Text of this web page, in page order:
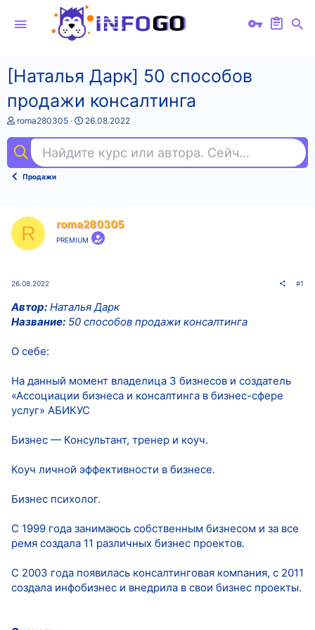
[Наталья Дарк] 50 способов
продажи консалтинга
А
т
о
т
roma280305
Д
а
н
а
26.08.2022
Найдите курс или автора. Сейчас ищут
Продажи
R roma280305
PREMIUM
26.08.2022 #1
Автор: Наталья Дарк
Название: 50 способов продажи консалтинга
О себе:
На данный момент владелица 3 бизнесов и создатель
«Ассоциации бизнеса и консалтинга в бизнес-сфере
услуг» АБИКУС
Бизнес — Консультант, тренер и коуч.
Коуч личной эффективности в бизнесе.
Бизнес психолог.
С 1999 года занимаюсь собственным бизнесом и за все
ремя создала 11 различных бизнес проектов.
С 2003 года появилась консалтинговая компания, с 2011
создала инфобизнес и внедрила в свои бизнес проекты.